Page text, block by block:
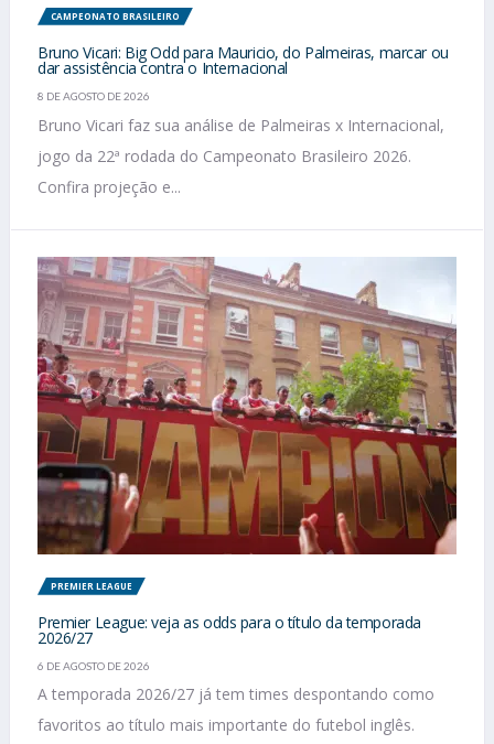
CAMPEONATO BRASILEIRO
Bruno Vicari: Big Odd para Mauricio, do Palmeiras, marcar ou
dar assistência contra o Internacional
8 DE AGOSTO DE 2026
Bruno Vicari faz sua análise de Palmeiras x Internacional,
jogo da 22ª rodada do Campeonato Brasileiro 2026.
Confira projeção e...
PREMIER LEAGUE
Premier League: veja as odds para o título da temporada
2026/27
6 DE AGOSTO DE 2026
A temporada 2026/27 já tem times despontando como
favoritos ao título mais importante do futebol inglês.